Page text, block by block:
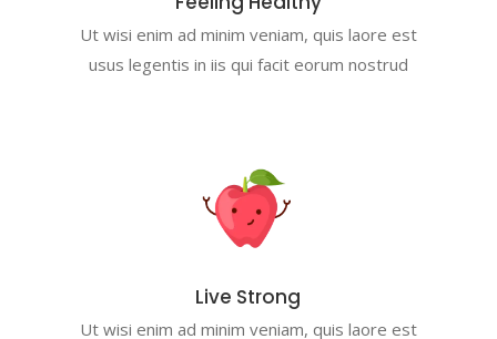
Ut wisi enim ad minim veniam, quis laore est
usus legentis in iis qui facit eorum nostrud
Live Strong
Ut wisi enim ad minim veniam, quis laore est